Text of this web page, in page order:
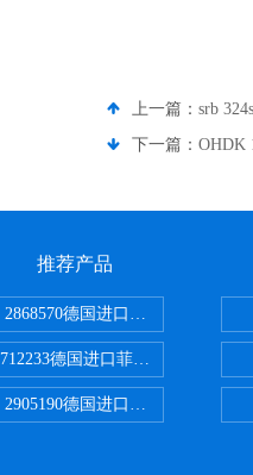
上一篇： srb
下一篇： OHDK
推荐产品
2868570德国进口菲尼克斯电源
712233德国进口菲尼克斯断路器
2905190德国进口菲尼克斯继电器